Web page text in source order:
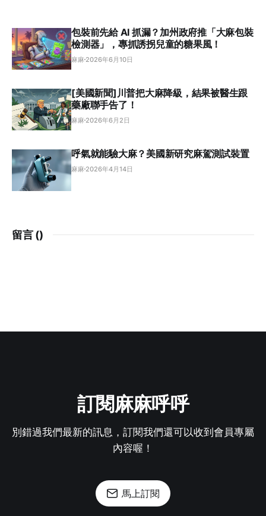
包裝前先給 AI 抓漏？加州政府推「大麻包裝
檢測器」，專抓誘拐兒童的糖果風！
麻麻 2026年6月10日
[美國新聞]川普把大麻降級，結果被醫生跟
藥廠聯手告了！
麻麻 2026年6月2日
呼氣就能驗大麻？美國新研究麻駕測試裝置
麻麻 2026年4月14日
留言 ()
訂閱麻麻呼呼
別錯過我們最新的訊息，訂閱我們還可以收到會員專屬
內容喔！
馬上訂閱